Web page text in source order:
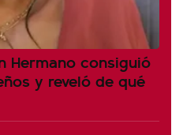
Hermano consiguió
y reveló de qué